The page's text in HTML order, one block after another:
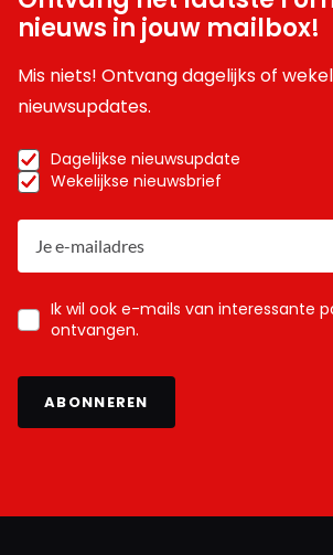
nieuws in jouw mailbox!
Mis niets! Ontvang dagelijks of
nieuwsupdates.
Dagelijkse nieuwsupdate
Wekelijkse nieuwsbrief
Ik wil ook e-mails van interessante
ontvangen.
ABONNEREN